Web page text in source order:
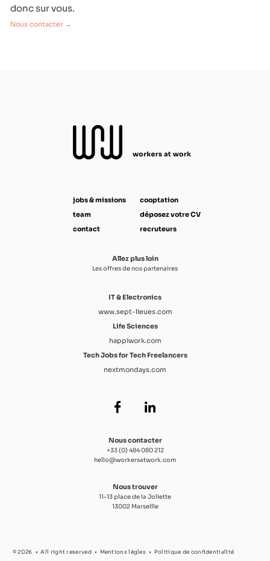
donc sur vous.
Nous contacter →
jobs & missions
team
contact
cooptation
déposez votre CV
recruteurs
Allez plus loin
Les offres de nos partenaires
IT & Electronics
www.sept-lieues.com
Life Sciences
happiwork.com
Tech Jobs for Tech Freelancers
nextmondays.com
Nous contacter
+33 (0) 484 080 212
hello@workersatwork.com
Nous trouver
11-13 place de la Joliette
13002 Marseille
© 2026 All right reserved Mentions légles Politique de confidentialité